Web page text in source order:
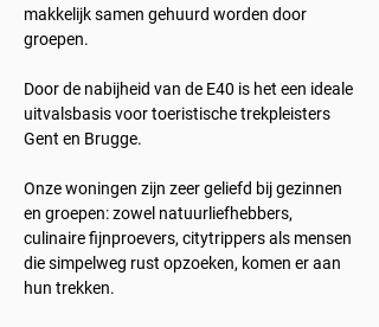
makkelijk samen gehuurd worden door
groepen.
Door de nabijheid van de E40 is het een ideale
uitvalsbasis voor toeristische trekpleisters
Gent en Brugge.
Onze woningen zijn zeer geliefd bij gezinnen
en groepen: zowel natuurliefhebbers,
culinaire fijnproevers, citytrippers als mensen
die simpelweg rust opzoeken, komen er aan
hun trekken.